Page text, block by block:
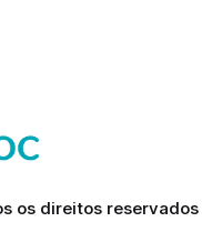
os direitos reservados